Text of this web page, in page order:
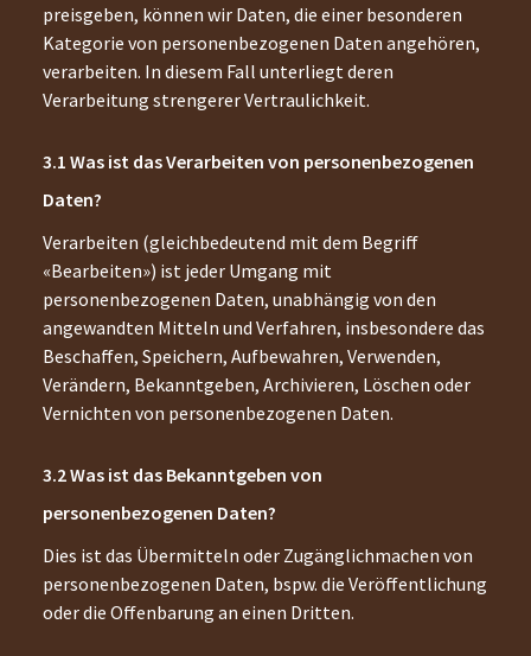
preisgeben, können wir Daten, die einer besonderen
Kategorie von personenbezogenen Daten angehören,
verarbeiten. In diesem Fall unterliegt deren
Verarbeitung strengerer Vertraulichkeit.
Was ist das Verarbeiten von personenbezogenen
Daten?
Verarbeiten (gleichbedeutend mit dem Begriff
«Bearbeiten») ist jeder Umgang mit
personenbezogenen Daten, unabhängig von den
angewandten Mitteln und Verfahren, insbesondere das
Beschaffen, Speichern, Aufbewahren, Verwenden,
Verändern, Bekanntgeben, Archivieren, Löschen oder
Vernichten von personenbezogenen Daten.
Was ist das Bekanntgeben von
personenbezogenen Daten?
Dies ist das Übermitteln oder Zugänglichmachen von
personenbezogenen Daten, bspw. die Veröffentlichung
oder die Offenbarung an einen Dritten.